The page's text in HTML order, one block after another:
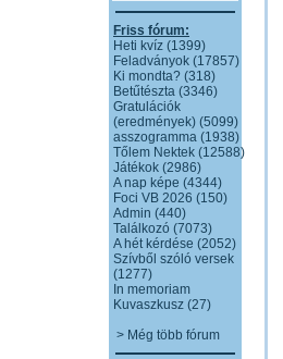
Friss fórum:
Heti kvíz (1399)
Feladványok (17857)
Ki mondta? (318)
Betűtészta (3346)
Gratulációk
(eredmények) (5099)
asszogramma (1938)
Tőlem Nektek (12588)
Játékok (2986)
A nap képe (4344)
Foci VB 2026 (150)
Admin (440)
Találkozó (7073)
A hét kérdése (2052)
Szívből szóló versek
(1277)
In memoriam
Kuvaszkusz (27)
> Még több fórum